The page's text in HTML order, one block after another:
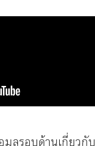
ลรอบด้านเกี่ยวกั